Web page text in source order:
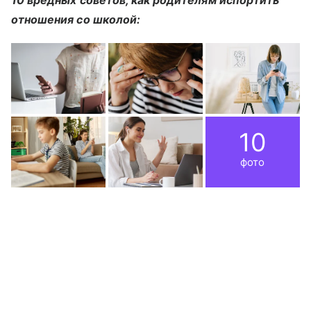
отношения со школой:
10
фото